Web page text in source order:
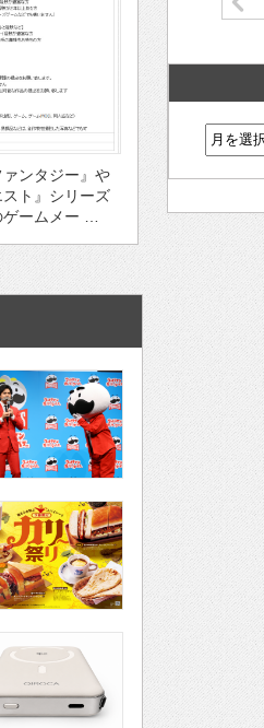
ァンタジー』や
スト』シリーズ
ームメー …